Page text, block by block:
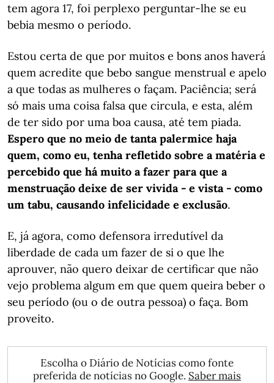
tem agora 17, foi perplexo perguntar-lhe se eu
bebia mesmo o período.
Estou certa de que por muitos e bons anos haverá
quem acredite que bebo sangue menstrual e apelo
a que todas as mulheres o façam. Paciência; será
só mais uma coisa falsa que circula, e esta, além
de ter sido por uma boa causa, até tem piada.
Espero que no meio de tanta palermice haja
quem, como eu, tenha refletido sobre a matéria e
percebido que há muito a fazer para que a
menstruação deixe de ser vivida - e vista - como
um tabu, causando infelicidade e exclusão.
E, já agora, como defensora irredutível da
liberdade de cada um fazer de si o que lhe
aprouver, não quero deixar de certificar que não
vejo problema algum em que quem queira beber o
seu período (ou o de outra pessoa) o faça. Bom
proveito.
Escolha o Diário de Notícias como fonte
preferida de notícias no Google. Saber mais